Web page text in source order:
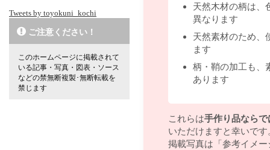
天然木材の柄は、
異なります
天然素材のため、
ます
柄・鞘の加工も、
あります
これらは手作り品なら
いただけますと幸いです
掲載写真は「参考イメ
Tweets by toyokuni_kochi
ご注意ください！
このホームページに掲載されて
いる記事・写真・図表・ソース
などの禁無断複製･無断転載を
禁じます